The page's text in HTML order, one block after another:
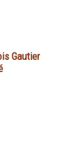
Gautier